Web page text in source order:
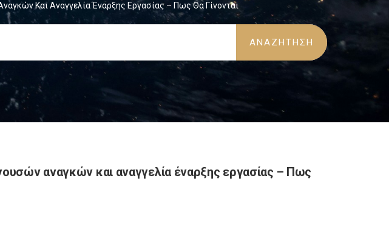
Και Αναγγελία Έναρξης Εργασίας – Πως Θα Γίνονται
αναγκών και αναγγελία έναρξης εργασίας – Πως